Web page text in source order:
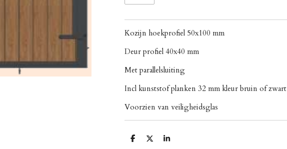
Kozijn hoekprofiel 50x100 mm
Deur profiel 40x40 mm
Met parallelsluiting
Incl kunststof planken 32 mm kleur bruin of zwart
Voorzien van veiligheidsglas
D
D
S